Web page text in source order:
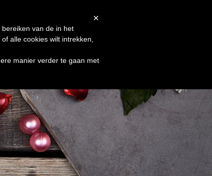
×
van de in het
alle cookies wilt intrekken,
manier verder te gaan met